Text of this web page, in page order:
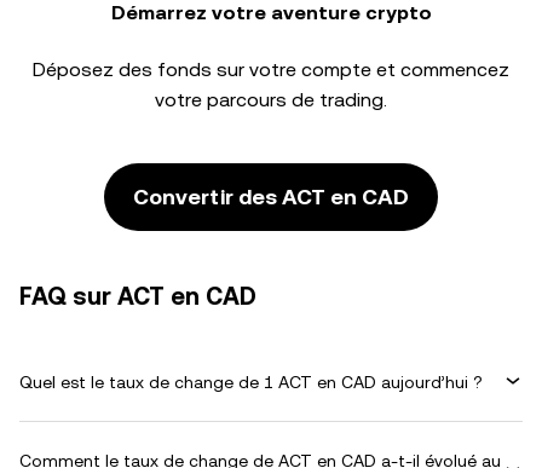
Démarrez votre aventure crypto
Déposez des fonds sur votre compte et commencez
votre parcours de trading.
Convertir des ACT en CAD
FAQ sur ACT en CAD
Quel est le taux de change de 1 ACT en CAD aujourd’hui ?
Comment le taux de change de ACT en CAD a-t-il évolué au